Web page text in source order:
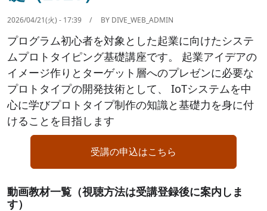
2026/04/21(火) - 17:39 BY DIVE_WEB_ADMIN
プログラム初心者を対象とした起業に向けたシステ
ムプロトタイピング基礎講座です。 起業アイデアの
イメージ作りとターゲット層へのプレゼンに必要な
プロトタイプの開発技術として、 IoTシステムを中
心に学びプロトタイプ制作の知識と基礎力を身に付
けることを目指します
受講の申込はこちら
動画教材一覧（視聴方法は受講登録後に案内しま
す）